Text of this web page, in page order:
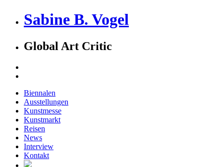
Sabine B. Vogel
Global Art Critic
Biennalen
Ausstellungen
Kunstmesse
Kunstmarkt
Reisen
News
Interview
Kontakt